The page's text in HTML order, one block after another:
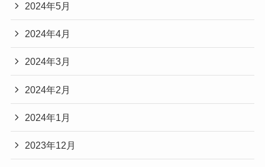
2024年5月
2024年4月
2024年3月
2024年2月
2024年1月
2023年12月